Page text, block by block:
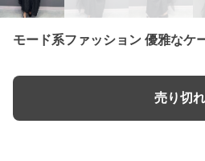
モード系ファッション 優雅なケ
売り切れ